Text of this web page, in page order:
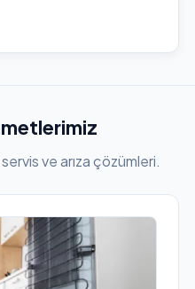
servis ve arıza çözümleri.